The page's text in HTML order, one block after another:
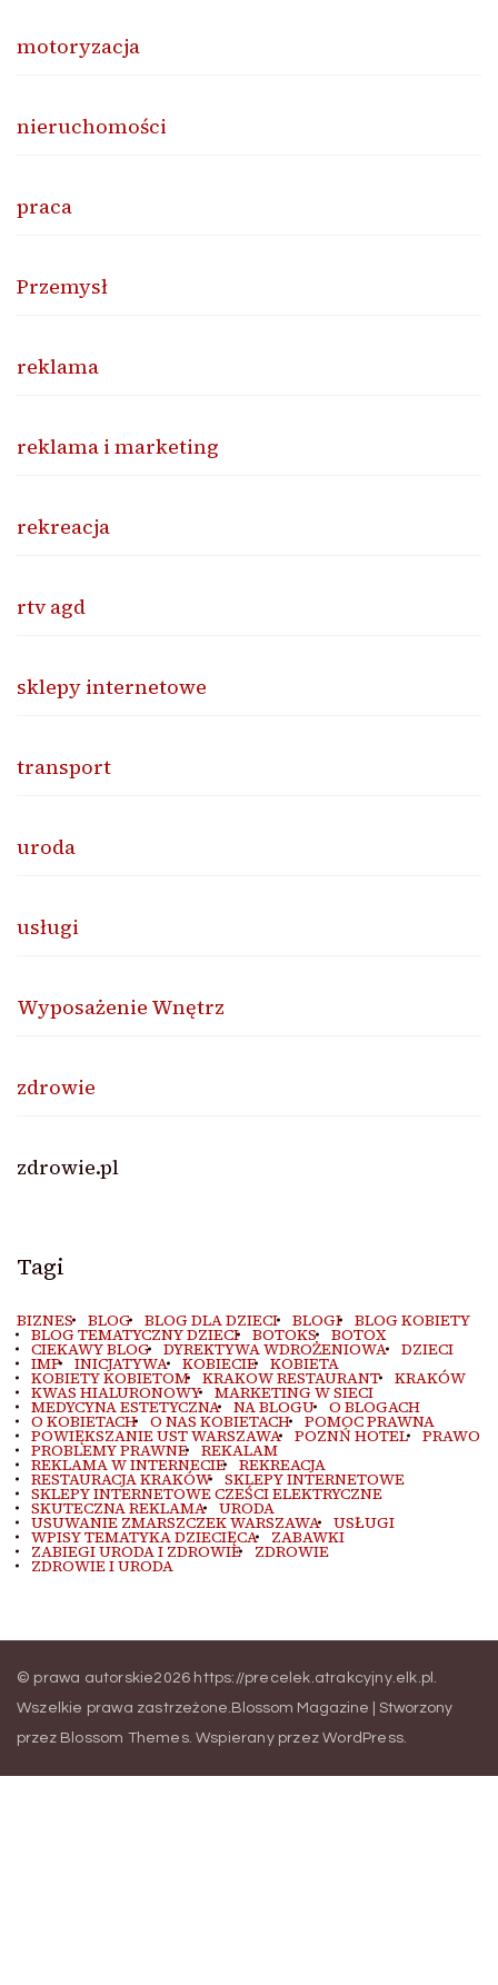
motoryzacja
nieruchomości
praca
Przemysł
reklama
reklama i marketing
rekreacja
rtv agd
sklepy internetowe
transport
uroda
usługi
Wyposażenie Wnętrz
zdrowie
zdrowie.pl
Tagi
BIZNES BLOG BLOG DLA DZIECI BLOGI BLOG KOBIETY
BLOG TEMATYCZNY DZIECI BOTOKS BOTOX
CIEKAWY BLOG DYREKTYWA WDROŻENIOWA DZIECI
IMP INICJATYWA KOBIECIE KOBIETA
KOBIETY KOBIETOM KRAKOW RESTAURANT KRAKÓW
KWAS HIALURONOWY MARKETING W SIECI
MEDYCYNA ESTETYCZNA NA BLOGU O BLOGACH
O KOBIETACH O NAS KOBIETACH POMOC PRAWNA
POWIĘKSZANIE UST WARSZAWA POZNŃ HOTEL PRAWO
PROBLEMY PRAWNE REKALAM
REKLAMA W INTERNECIE REKREACJA
RESTAURACJA KRAKÓW SKLEPY INTERNETOWE
SKLEPY INTERNETOWE CZEŚCI ELEKTRYCZNE
SKUTECZNA REKLAMA URODA
USUWANIE ZMARSZCZEK WARSZAWA USŁUGI
WPISY TEMATYKA DZIECIĘCA ZABAWKI
ZABIEGI URODA I ZDROWIE ZDROWIE
ZDROWIE I URODA
© prawa autorskie2026 https://precelek.atrakcyjny.elk.pl .
Wszelkie prawa zastrzeżone. Blossom Magazine | Stworzony
przez Blossom Themes. Wspierany przezWordPress.